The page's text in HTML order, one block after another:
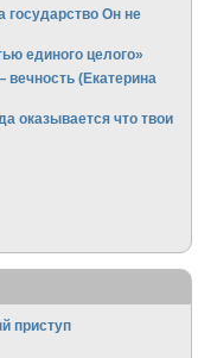
государство Он не
единого целого»
вечность (Екатерина
оказывается что твои
приступ